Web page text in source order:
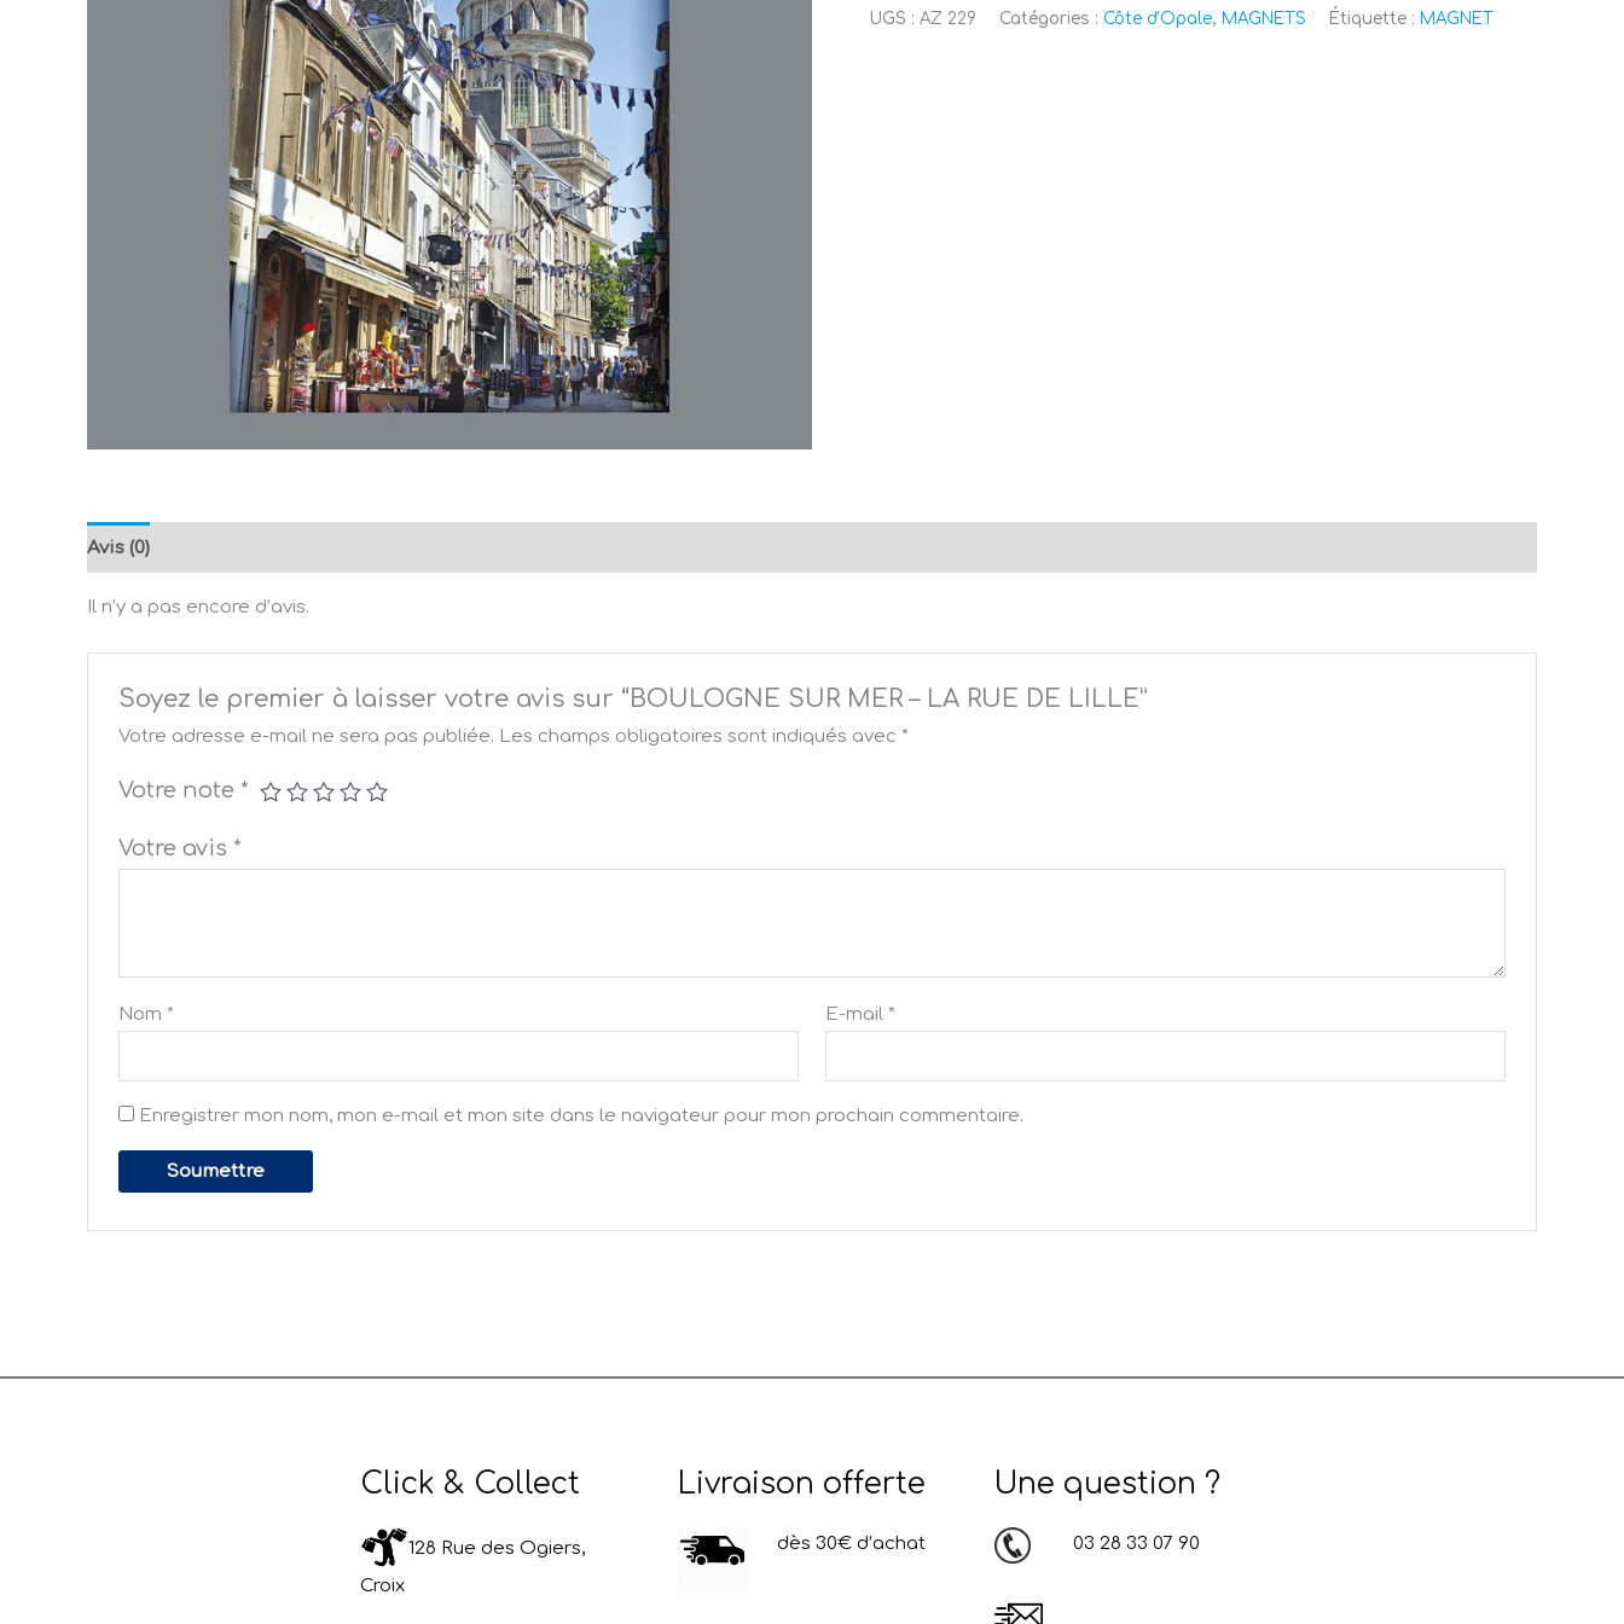
UGS : AZ 229 Catégories : Côte d'Opale, MAGNETS Étiquette : MAGNET
Avis (0)
Il n’y a pas encore d’avis.
Soyez le premier à laisser votre avis sur “BOULOGNE SUR MER – LA RUE DE LILLE”
Votre adresse e-mail ne sera pas publiée. Les champs obligatoires sont indiqués avec *
Votre note *
Votre avis *
Nom * E-mail *
Enregistrer mon nom, mon e-mail et mon site dans le navigateur pour mon prochain commentaire.
Click & Collect
128 Rue des Ogiers,
Croix
Livraison offerte
dès 30€ d’achat
Une question ?
03 28 33 07 90